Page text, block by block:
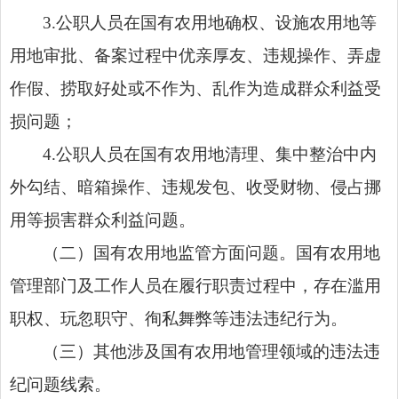
3.公职人员在国有农用地确权、设施农用地等
用地审批、备案过程中优亲厚友、违规操作、弄虚
作假、捞取好处或不作为、乱作为造成群众利益受
损问题；
4.公职人员在国有农用地清理、集中整治中内
外勾结、暗箱操作、违规发包、收受财物、侵占挪
用等损害群众利益问题。
（二）国有农用地监管方面问题。国有农用地
管理部门及工作人员在履行职责过程中，存在滥用
职权、玩忽职守、徇私舞弊等违法违纪行为。
（三）其他涉及国有农用地管理领域的违法违
纪问题线索。